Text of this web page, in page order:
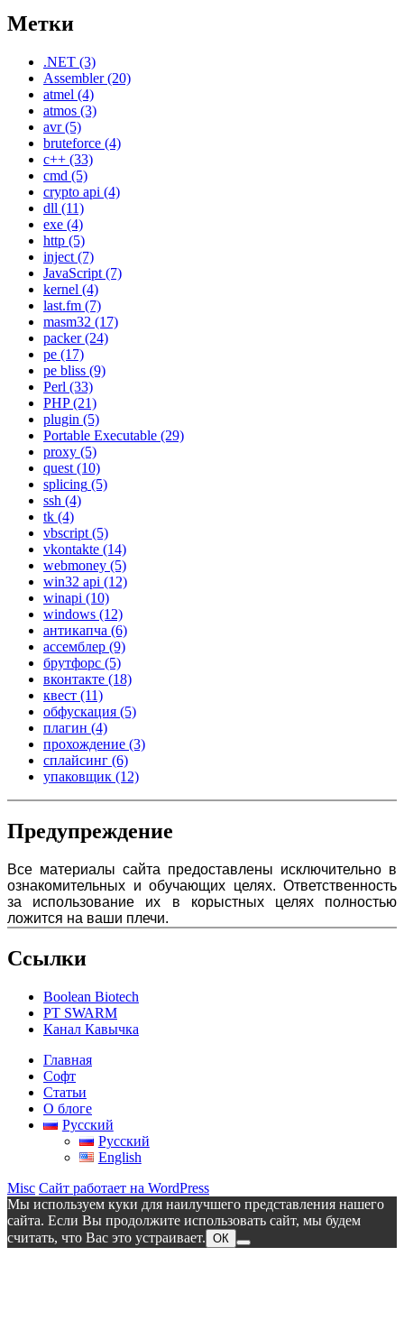
Метки
.NET (3)
Assembler(20)
atmel (4)
atmos (3)
avr(5)
bruteforce (4)
c++ (33)
cmd (5)
crypto api (4)
dll (11)
exe (4)
http (5)
inject (7)
JavaScript (7)
kernel (4)
last.fm (7)
masm32 (17)
packer(24)
pe (17)
pe bliss (9)
Perl (33)
PHP(21)
plugin (5)
Portable Executable (29)
proxy (5)
quest (10)
splicing (5)
ssh (4)
tk (4)
vbscript (5)
vkontakte (14)
webmoney (5)
win32 api (12)
winapi (10)
windows (12)
антикапча (6)
ассемблер (9)
брутфорс (5)
вконтакте (18)
квест (11)
обфускация (5)
плагин (4)
прохождение (3)
сплайсинг (6)
упаковщик (12)
Предупреждение
Все материалы сайта предоставлены исключительно в
ознакомительных и обучающих целях. Ответственность
за использование их в корыстных целях полностью
ложится на ваши плечи.
Ссылки
Boolean Biotech
PT SWARM
Канал Кавычка
Главная
Софт
Статьи
О блоге
Русский
Русский
English
Misc Сайт работает на WordPress
Мы используем куки для наилучшего представления нашего
сайта. Если Вы продолжите использовать сайт, мы будем
считать, что Вас это устраивает. ОК